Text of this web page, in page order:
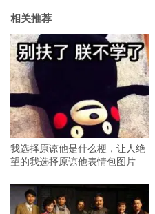
相关推荐
我选择原谅他是什么梗，让人绝
望的我选择原谅他表情包图片